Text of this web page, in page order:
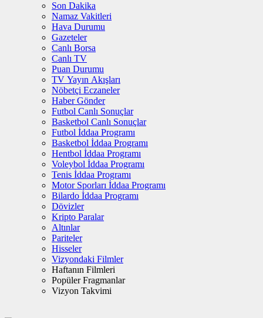
Son Dakika
Namaz Vakitleri
Hava Durumu
Gazeteler
Canlı Borsa
Canlı TV
Puan Durumu
TV Yayın Akışları
Nöbetçi Eczaneler
Haber Gönder
Futbol Canlı Sonuçlar
Basketbol Canlı Sonuçlar
Futbol İddaa Programı
Basketbol İddaa Programı
Hentbol İddaa Programı
Voleybol İddaa Programı
Tenis İddaa Programı
Motor Sporları İddaa Programı
Bilardo İddaa Programı
Dövizler
Kripto Paralar
Altınlar
Pariteler
Hisseler
Vizyondaki Filmler
Haftanın Filmleri
Popüler Fragmanlar
Vizyon Takvimi